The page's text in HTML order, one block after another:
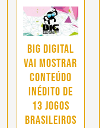
BIG Digital
vai mostrar
conteúdo
inédito de
13 jogos
brasileiros